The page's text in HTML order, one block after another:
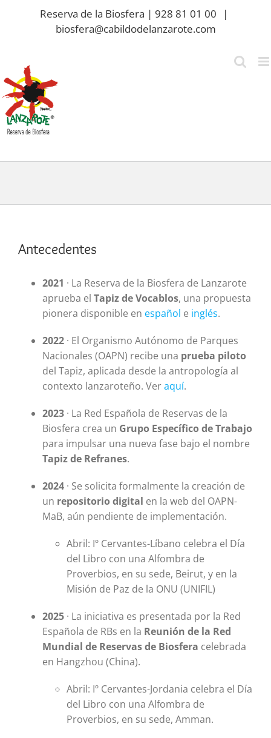
Reserva de la Biosfera | 928 81 01 00
|
biosfera@cabildodelanzarote.com
Antecedentes
2021 · La Reserva de la Biosfera de Lanzarote
aprueba el Tapiz de Vocablos, una propuesta
pionera disponible en español e inglés.
2022 · El Organismo Autónomo de Parques
Nacionales (OAPN) recibe una prueba piloto
del Tapiz, aplicada desde la antropología al
contexto lanzaroteño. Veraquí.
2023 · La Red Española de Reservas de la
Biosfera crea un Grupo Específico de Trabajo
para impulsar una nueva fase bajo el nombre
Tapiz de Refranes.
2024 · Se solicita formalmente la creación de
un repositorio digital en la web del OAPN-
MaB, aún pendiente de implementación.
Abril: Iº Cervantes-Líbano celebra el Día
del Libro con una Alfombra de
Proverbios, en su sede, Beirut, y en la
Misión de Paz de la ONU (UNIFIL)
2025 · La iniciativa es presentada por la Red
Española de RBs en la Reunión de la Red
Mundial de Reservas de Biosfera celebrada
en Hangzhou (China).
Abril: Iº Cervantes-Jordania celebra el Día
del Libro con una Alfombra de
Proverbios, en su sede, Amman.